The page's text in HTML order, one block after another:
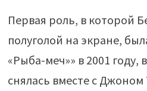
Первая роль, в которой
полуголой на экране,
«Рыба-меч»» в 2001 году,
снялась вместе с